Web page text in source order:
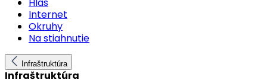
Internet
Okruhy
Na stiahnutie
Infraštruktúra
Infraštruktúra